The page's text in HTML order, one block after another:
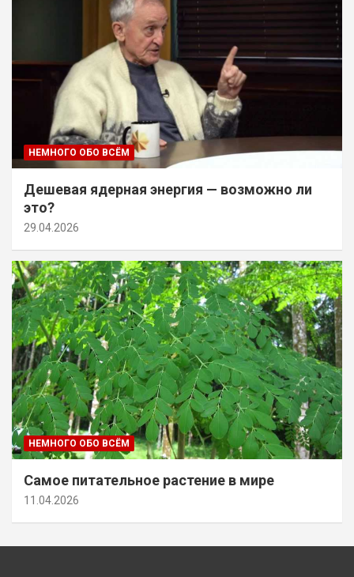
НЕМНОГО ОБО ВСЁМ
Дешевая ядерная энергия — возможно ли
это?
29.04.2026
НЕМНОГО ОБО ВСЁМ
Самое питательное растение в мире
11.04.2026